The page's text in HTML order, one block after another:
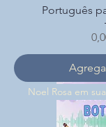
Português
Noel Rosa em